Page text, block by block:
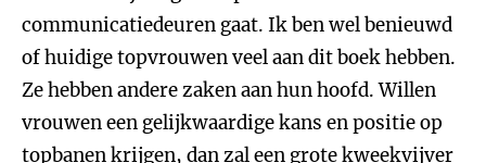
communicatiedeuren gaat. Ik ben wel benieuwd
of huidige topvrouwen veel aan dit boek hebben.
Ze hebben andere zaken aan hun hoofd. Willen
vrouwen een gelijkwaardige kans en positie op
topbanen krijgen, dan zal een grote kweekvijver